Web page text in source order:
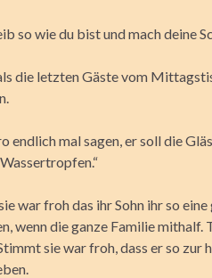
so wie du bist und mach deine
die letzten Gäste vom
endlich mal sagen, er soll die
war froh das ihr Sohn ihr so
wenn die ganze Familie mithalf.
sie war froh, dass er so